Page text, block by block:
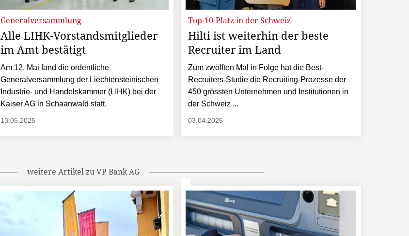
Generalversammlung
Alle LIHK-Vorstandsmitglieder
im Amt bestätigt
Am 12. Mai fand die ordentliche
Generalversammlung der Liechtensteinischen
Industrie- und Handelskammer (LIHK) bei der
Kaiser AG in Schaanwald statt.
13.05.2025
Top-10-Platz in der Schweiz
Hilti ist weiterhin der beste
Recruiter im Land
Zum zwölften Mal in Folge hat die Best-
Recruiters-Studie die Recruiting-Prozesse der
450 gröss­ten Unternehmen und Institutionen in
der Schweiz ...
03.04.2025
weitere Artikel zu VP Bank AG